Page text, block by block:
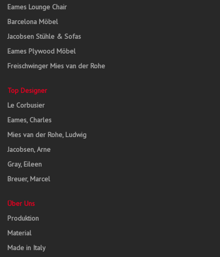
Eames Lounge Chair
Barcelona Möbel
Jacobsen Stühle & Sofas
Eames Plywood Möbel
Freischwinger Mies van der Rohe
Top Designer
Le Corbusier
Eames, Charles
Mies van der Rohe, Ludwig
Jacobsen, Arne
Gray, Eileen
Breuer, Marcel
Über Uns
Produktion
Material
Made in Italy